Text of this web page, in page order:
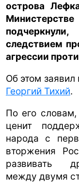
острова
следствием
агрессии
Об этом
Георгий Тихий.
По его
ценит
народа с
вторжения
развивать
между двумя